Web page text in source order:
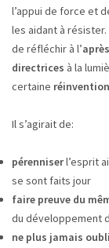
l’appui de force et
les aidant à
de réfléchir à l’
directrices à la
certaine
Il s’agirait de:
pérenniserl’esprit
se sont faits jour
faire preuve du
du développement
ne plus jamais